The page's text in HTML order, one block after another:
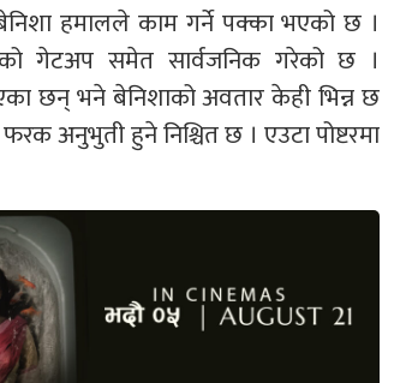
हमालले काम गर्ने पक्का भएको छ ।
गेटअप समेत सार्वजनिक गरेको छ ।
छन् भने बेनिशाको अवतार केही भिन्न छ
अनुभुती हुने निश्चित छ । एउटा पोष्टरमा